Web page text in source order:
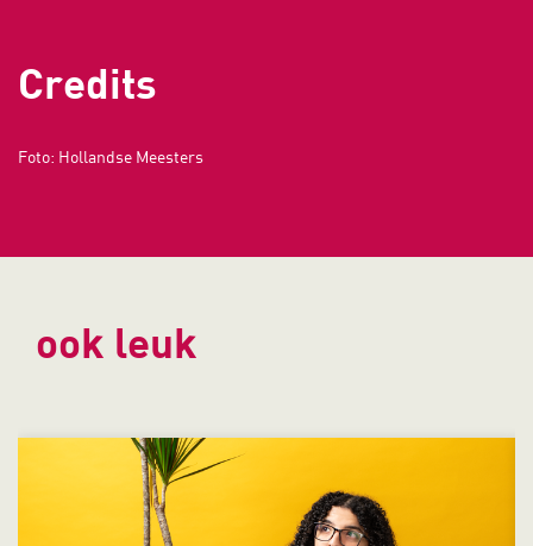
Credits
Foto: Hollandse Meesters
ook leuk